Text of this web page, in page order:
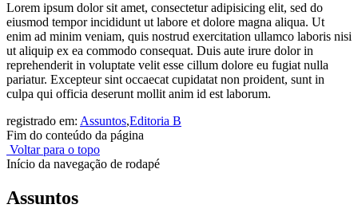
Lorem ipsum dolor sit amet, consectetur adipisicing elit, sed do
eiusmod tempor incididunt ut labore et dolore magna aliqua. Ut
enim ad minim veniam, quis nostrud exercitation ullamco laboris nisi
ut aliquip ex ea commodo consequat. Duis aute irure dolor in
reprehenderit in voluptate velit esse cillum dolore eu fugiat nulla
pariatur. Excepteur sint occaecat cupidatat non proident, sunt in
culpa qui officia deserunt mollit anim id est laborum.
registrado em: Assuntos,Editoria B
Fim do conteúdo da página
Voltar para o topo
Início da navegação de rodapé
Assuntos